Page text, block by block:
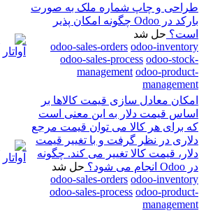
طراحی و چاپ شماره ملک به صورت
بارکد در Odoo چگونه امکان پذیر
است؟ حل شد
odoo-sales-orders odoo-inventory
odoo-sales-process odoo-stock-
management odoo-product-
management
امکان معادل سازی قیمت کالاها بر
اساس قیمت دلار به این معنی است
که برای هر کالا می توان قیمت مرجع
دلاری در نظر گرفت و با تغییر قیمت
دلار، قیمت کالا تغییر می کند. چگونه
در Odoo انجام می شود؟
حل شد
odoo-sales-orders odoo-inventory
odoo-sales-process odoo-product-
management